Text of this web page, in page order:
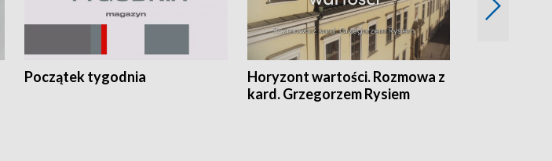
Początek tygodnia
Horyzont wartości. Rozmowa z
kard. Grzegorzem Rysiem